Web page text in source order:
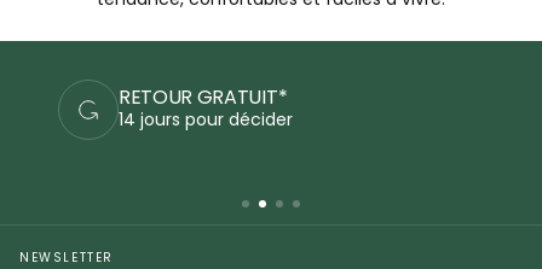
PAIEMENTS SÉCURISÉS
Commandez en sécurité
NEWSLETTER